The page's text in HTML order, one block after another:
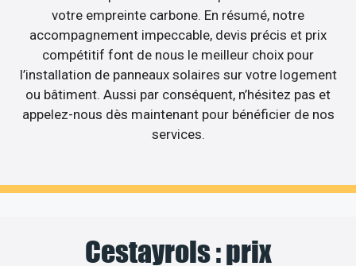
votre empreinte carbone. En résumé, notre
accompagnement impeccable, devis précis et prix
compétitif font de nous le meilleur choix pour
l’installation de panneaux solaires sur votre logement
ou bâtiment. Aussi par conséquent, n’hésitez pas et
appelez-nous dès maintenant pour bénéficier de nos
services.
Cestayrols : prix